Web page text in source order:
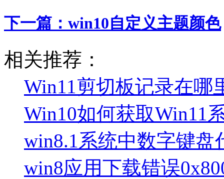
下一篇： win10自定义主题颜色
相关推荐：
Win11剪切板记录在哪
Win10如何获取Win11
win8.1系统中数字键
win8应用下载错误